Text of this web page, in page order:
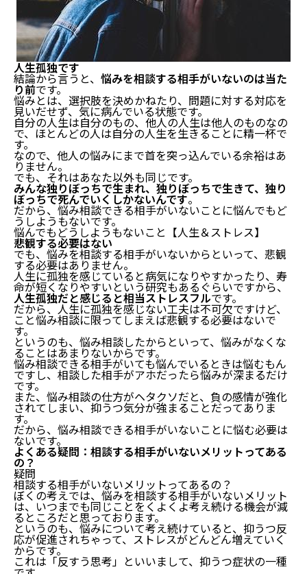
人生孤独です
結論から言うと、 悩みを相談する相手がいないのは当た
り前です。
悩みとは、選択肢を決めかねたり、問題に対する対応を
見いだせず、気に病んでいる状態です。
自分の人生は自分のもの、他人の人生は他人のものなの
で、ほとんどの人は自分の人生を生きることに精一杯で
す。
なので、他人の悩みにまで首を突っ込んでいる余裕はあ
りません。
でも、それはあなた以外も同じです。
みんな独りぼっちで生まれ、独りぼっちで生きて、独り
ぼっちで死んでいくしかないんです。
だから、悩み相談できる相手がいないことに悩んでもど
うしようもないです。
悩んでもどうしようもないこと【人生＆ストレス】
悲観する必要はない
でも、悩みを相談する相手がいないからといって、悲観
する必要はありません。
人生に孤独を感じていると病気になりやすかったり、寿
命が短くなりやすいという研究もあるぐらいですから、
人生孤独だと感じると相当ストレスフルです。
だから、人生に孤独を感じない工夫は不可欠ですけど、
こと悩み相談に限ってしまえば悲観する必要はないで
す。
というのも、悩み相談したからといって、悩みがなくな
ることはあまりないからです。
悩み相談できる相手がいても悩んでいるときは悩むもん
ですし、相談した相手がアホだったら悩みが深まるだけ
です。
また、悩み相談の仕方がヘタクソだと、負の感情が強化
されてしまい、抑うつ気分が強まることだってありま
す。
だから、悩み相談できる相手がいないことに悩む必要は
ないです。
よくある疑問：相談する相手がいないメリットってある
の？
疑問
相談する相手がいないメリットってあるの？
ぼくの考えでは、悩みを相談する相手がいないメリット
は、いつまでも同じことをくよくよ考え続ける機会が減
るところだと思っております。
というのも、悩みについて考え続けていると、抑うつ反
応が促進されちゃって、ストレスがどんどん増えていく
からです。
これは「反すう思考」といいまして、抑うつ症状の一種